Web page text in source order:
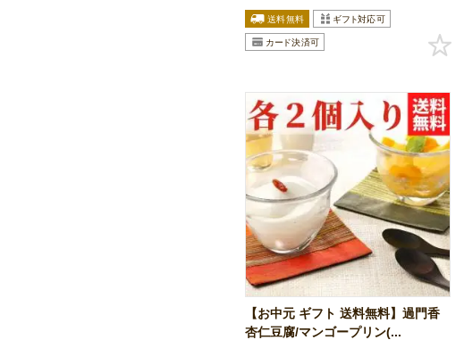
【お中元 ギフト 送料無料】過門香
杏仁豆腐/マンゴープリン(...